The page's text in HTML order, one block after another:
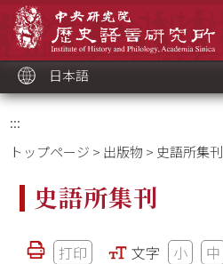
ッ
ク
日本語
:::
トップページ > 出版物 > 史語所集刊
史語所集刊
打印 文字 小 中